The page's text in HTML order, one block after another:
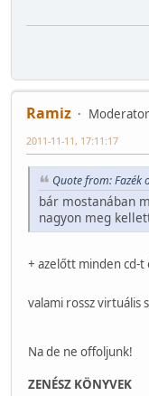
Ramiz
Moderator
2011-11-11, 17:11:17
Quote from: Fazék
bár mostanában
nagyon meg
+ azelőtt minden cd-
valami rossz virtuális
Na de ne offoljunk!
ZENÉSZ KÖNYVEK